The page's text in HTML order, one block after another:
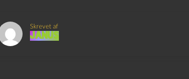
Skrevet af
Janus